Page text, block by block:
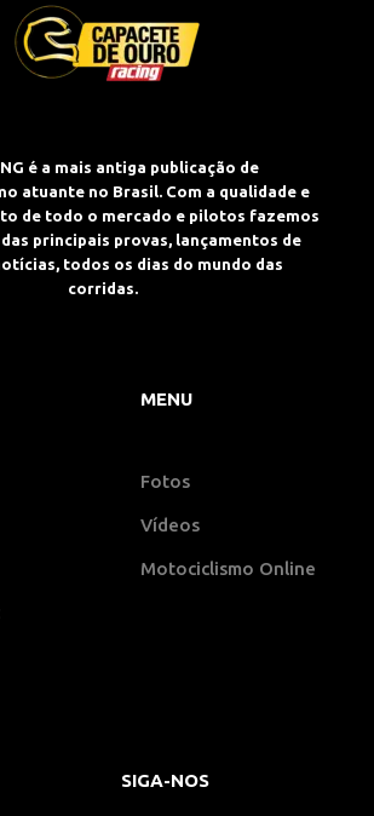
é a mais antiga publicação de
atuante no Brasil. Com a qualidade e
de todo o mercado e pilotos fazemos
principais provas, lançamentos de
todos os dias do mundo das
corridas.
MENU
Fotos
Vídeos
Motociclismo Online
SIGA-NOS